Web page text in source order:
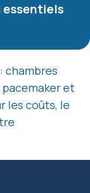
essentiels
chambres
et
les coûts, le